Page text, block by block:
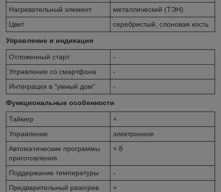
Нагревательный элемент
металлический (ТЭН)
Цвет
серебристый, слоновая кость
Управление и индикация
Отложенный старт
-
Управление со смартфона
-
Интеграция в "умный дом"
-
Функциональные особенности
Таймер
+
Управление
электронное
Автоматические программы
приготовления
+ 8
Поддержание температуры
-
Предварительный разогрев
+